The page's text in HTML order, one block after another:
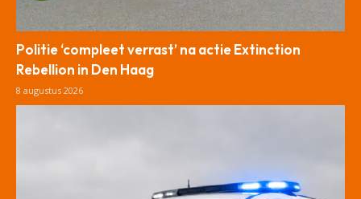
Politie ‘compleet verrast’ na actie Extinction
Rebellion in Den Haag
8 augustus 2026